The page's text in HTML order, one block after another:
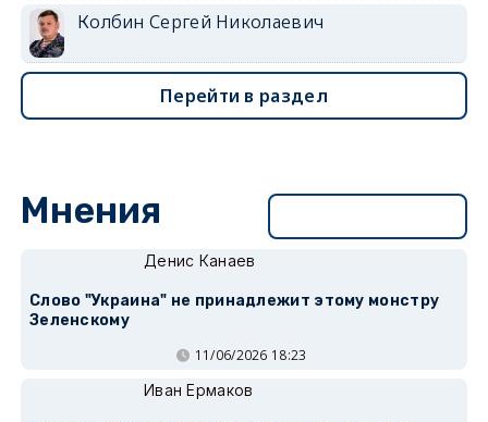
Колбин Сергей Николаевич
Перейти в раздел
Мнения
Денис Канаев
Слово "Украина" не принадлежит этому монстру
Зеленскому
11/06/2026 18:23
Иван Ермаков